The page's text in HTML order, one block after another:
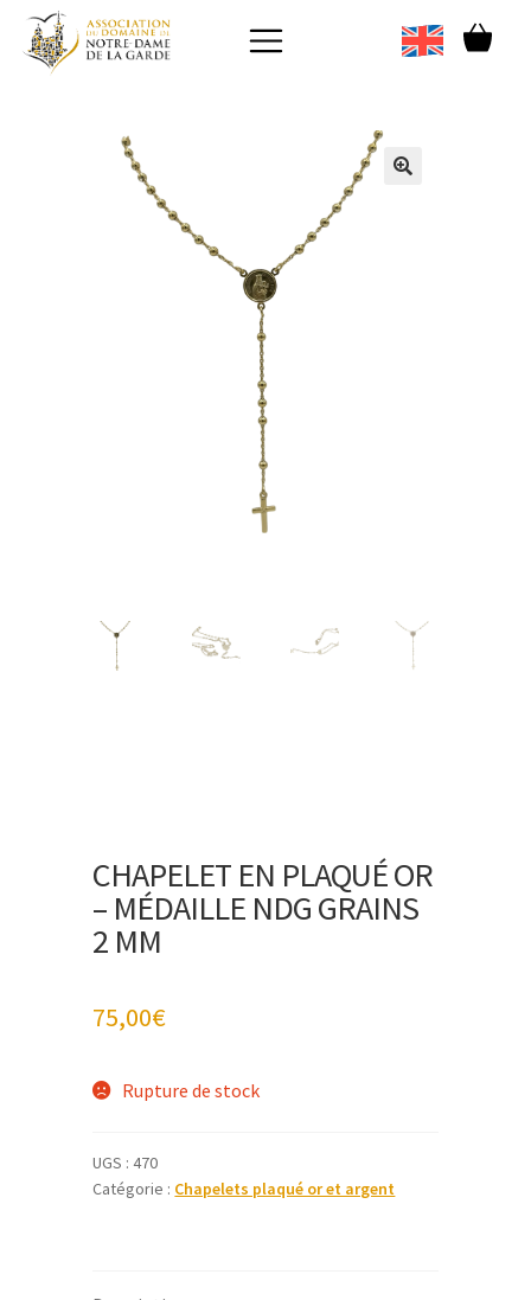
CHAPELET EN PLAQUÉ OR
– MÉDAILLE NDG GRAINS
2 MM
75,00€
Rupture de stock
UGS :470
Catégorie : Chapelets plaqué or et argent